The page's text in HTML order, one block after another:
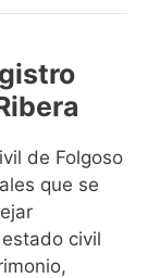
de Folgoso
que se
civil